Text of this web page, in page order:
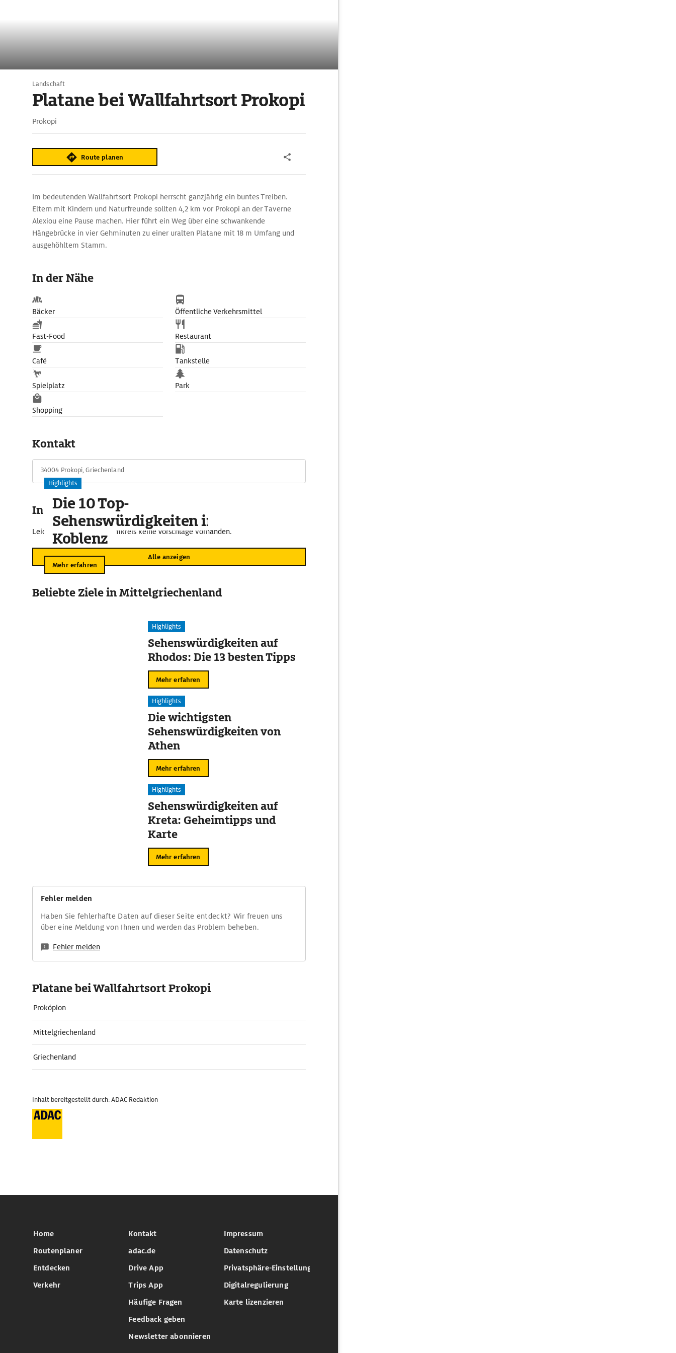
Landschaft
Platane bei Wallfahrtsort Prokopi
Prokopi
Route planen
Im bedeutenden Wallfahrtsort Prokopi herrscht ganzjährig ein buntes Treiben.
Eltern mit Kindern und Naturfreunde sollten 4,2 km vor Prokopi an der Taverne
Alexiou eine Pause machen. Hier führt ein Weg über eine schwankende
Hängebrücke in vier Gehminuten zu einer uralten Platane mit 18 m Umfang und
ausgehöhltem Stamm.
In der Nähe
Bäcker Öffentliche Verkehrsmittel
Fast-Food Restaurant
Café Tankstelle
Spielplatz Park
Shopping
Kontakt
34004 Prokopi, Griechenland
In der Umgebung
Leider sind im näheren Umkreis keine Vorschläge vorhanden.
Alle anzeigen
Highlights
Die 10 Top-
Sehenswürdigkeiten in
Koblenz
Mehr erfahren
Beliebte Ziele in Mittelgriechenland
Highlights
Sehenswürdigkeiten auf
Rhodos: Die 13 besten Tipps
Mehr erfahren
Highlights
Die wichtigsten
Sehenswürdigkeiten von
Athen
Mehr erfahren
Highlights
Sehenswürdigkeiten auf
Kreta: Geheimtipps und
Karte
Mehr erfahren
Fehler melden
Haben Sie fehlerhafte Daten auf dieser Seite entdeckt? Wir freuen uns
über eine Meldung von Ihnen und werden das Problem beheben.
Fehler melden
Platane bei Wallfahrtsort Prokopi
Prokópion
Mittelgriechenland
Griechenland
Inhalt bereitgestellt durch: ADAC Redaktion
Home
Routenplaner
Entdecken
Verkehr
Kontakt
adac.de
Drive App
Trips App
Häufige Fragen
Feedback geben
Newsletter abonnieren
Impressum
Datenschutz
Privatsphäre-Einstellungen
Digitalregulierung
Karte lizenzieren